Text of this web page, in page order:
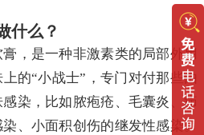
什么？
，是一种非激素类的局部外用
的“小战士”，专门对付那些由
染，比如脓疱疮、毛囊炎、疖
、小面积创伤的继发性感染。